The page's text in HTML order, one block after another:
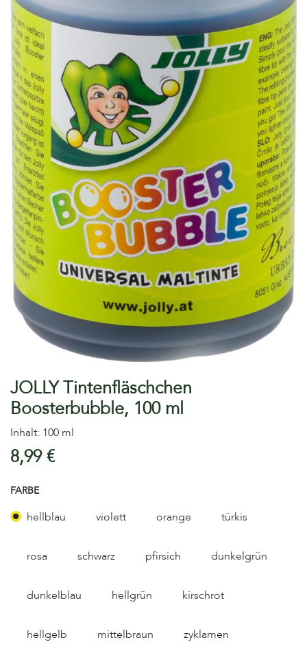
JOLLY Tintenfläschchen
Boosterbubble, 100 ml
Inhalt: 100 ml
8,99€
FARBE
hellblau violett orange türkis
rosa schwarz pfirsich dunkelgrün
dunkelblau hellgrün kirschrot
hellgelb mittelbraun zyklamen